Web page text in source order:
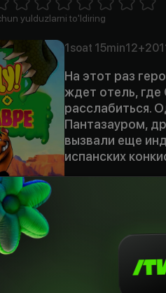
4 Stars5 Stars6 Stars7 Stars8 Stars
yulduzlarni to'ldiring
1soat 15min12+
На этот раз
ждет отель,
расслабиться.
Пантазауром,
вызвали еще
испанских